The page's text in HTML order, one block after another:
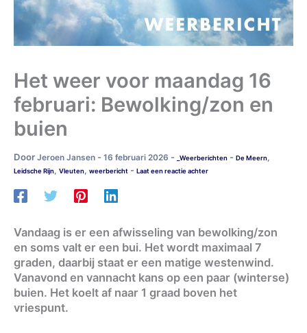
Het weer voor maandag 16
februari: Bewolking/zon en
buien
Door Jeroen Jansen - 16 februari 2026 - _Weerberichten - De Meern,
Leidsche Rijn, Vleuten, weerbericht - Laat een reactie achter
Vandaag is er een afwisseling van bewolking/zon
en soms valt er een bui. Het wordt maximaal 7
graden, daarbij staat er een matige westenwind.
Vanavond en vannacht kans op een paar (winterse)
buien. Het koelt af naar 1 graad boven het
vriespunt.